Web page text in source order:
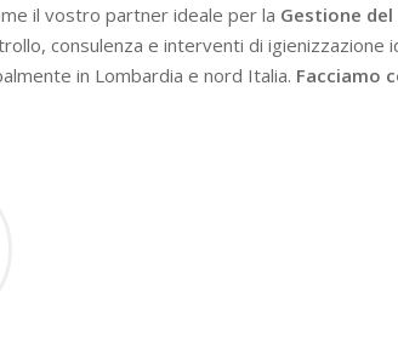
il vostro partner ideale per la Gestione
consulenza e interventi di igienizzazione
in Lombardia e nord Italia. Facciamo